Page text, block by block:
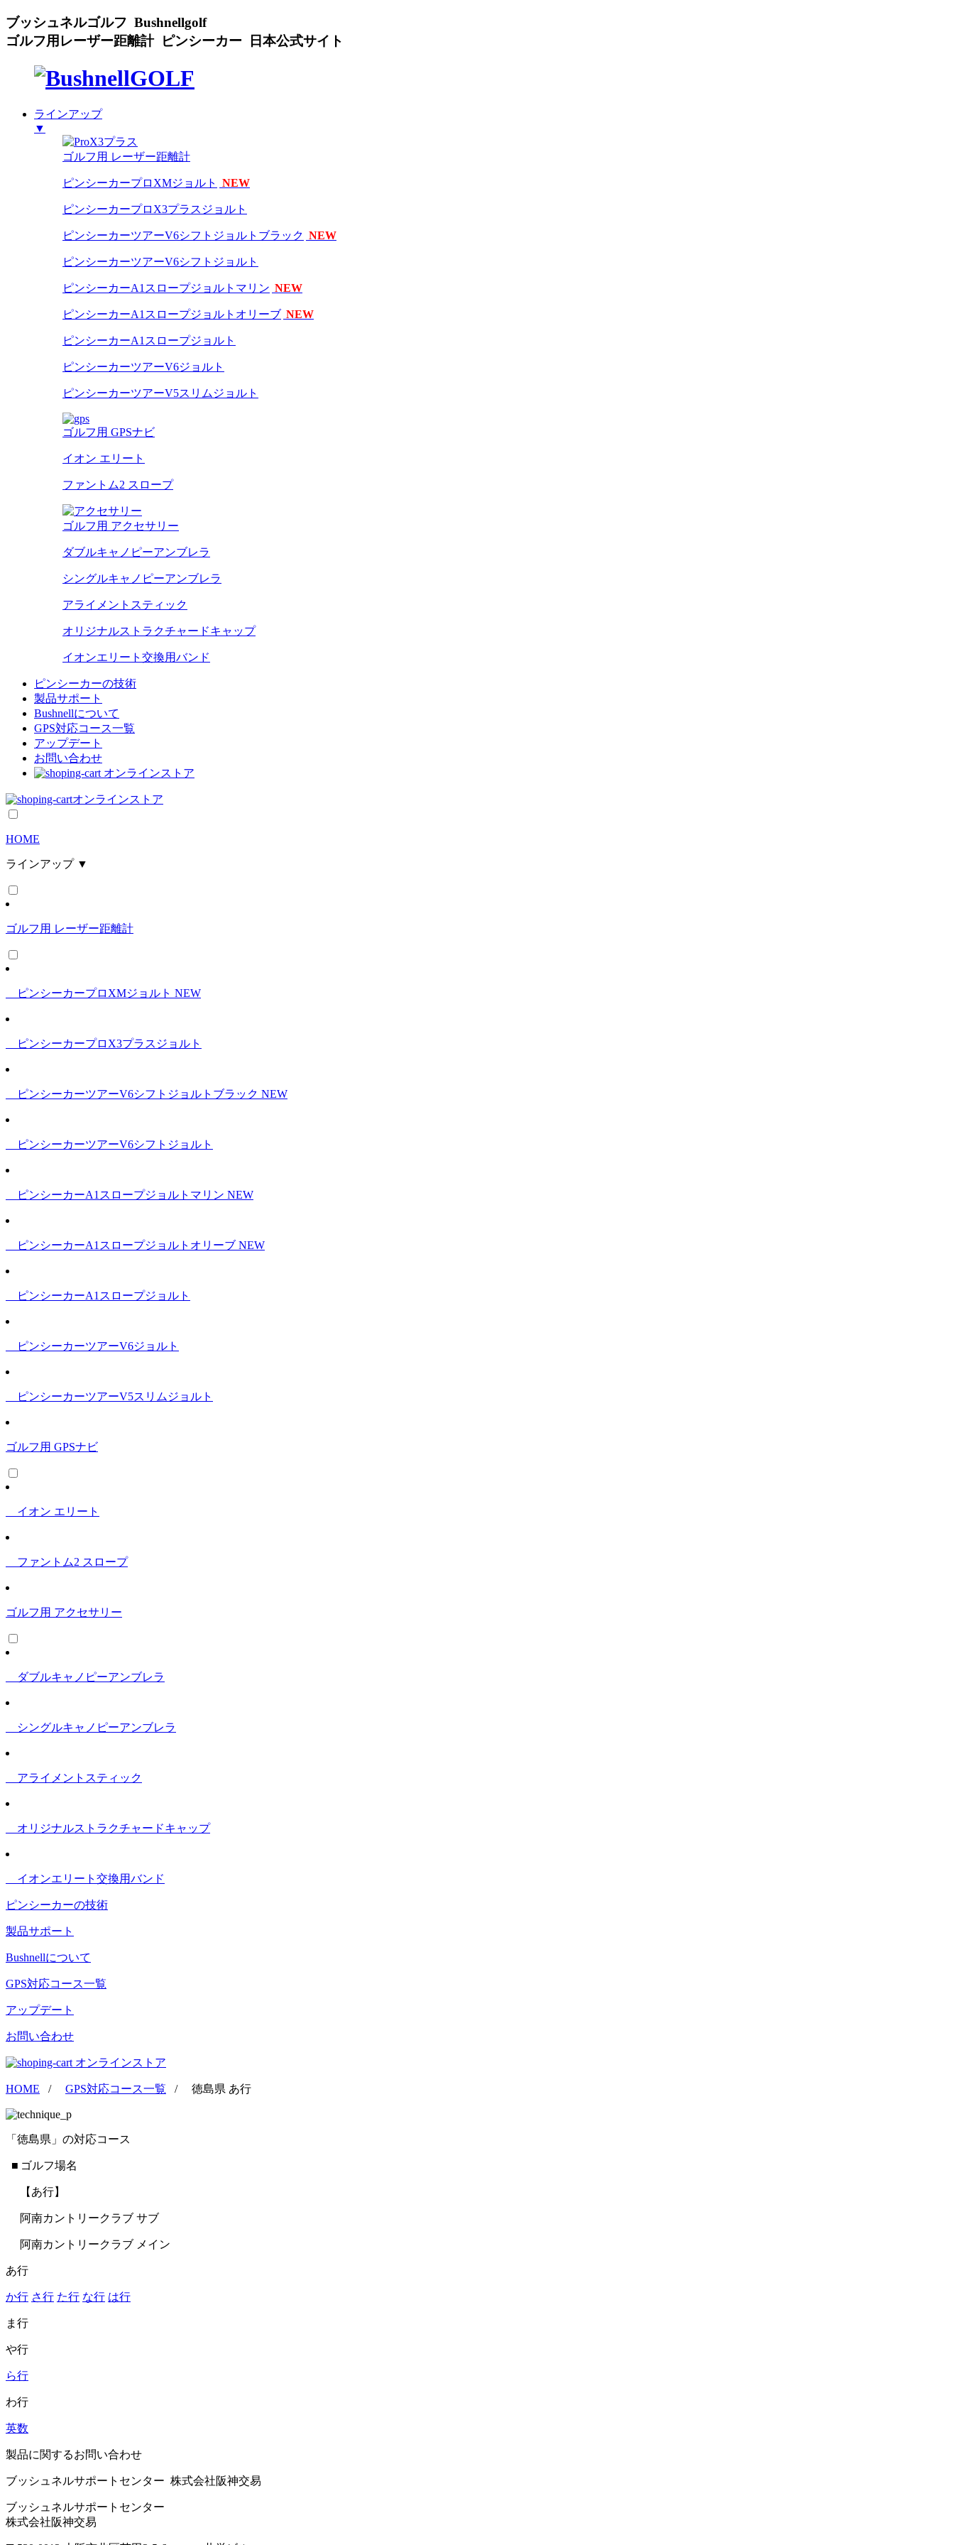
ブッシュネルゴルフ Bushnellgolf
ゴルフ用レーザー距離計 ピンシーカー 日本公式サイト
ラインアップ
▼
ゴルフ用 レーザー距離計
ピンシーカープロXMジョルト NEW
ピンシーカープロX3プラスジョルト
ピンシーカーツアーV6シフトジョルトブラック NEW
ピンシーカーツアーV6シフトジョルト
ピンシーカーA1スロープジョルトマリン NEW
ピンシーカーA1スロープジョルトオリーブ NEW
ピンシーカーA1スロープジョルト
ピンシーカーツアーV6ジョルト
ピンシーカーツアーV5スリムジョルト
ゴルフ用 GPSナビ
イオン エリート
ファントム2 スロープ
ゴルフ用 アクセサリー
ダブルキャノピーアンブレラ
シングルキャノピーアンブレラ
アライメントスティック
オリジナルストラクチャードキャップ
イオンエリート交換用バンド
ピンシーカーの技術
製品サポート
Bushnellについて
GPS対応コース一覧
アップデート
お問い合わせ
オンラインストア
オンラインストア
HOME
ラインアップ ▼
ゴルフ用 レーザー距離計
ピンシーカープロXMジョルト NEW
ピンシーカープロX3プラスジョルト
ピンシーカーツアーV6シフトジョルトブラック NEW
ピンシーカーツアーV6シフトジョルト
ピンシーカーA1スロープジョルトマリン NEW
ピンシーカーA1スロープジョルトオリーブ NEW
ピンシーカーA1スロープジョルト
ピンシーカーツアーV6ジョルト
ピンシーカーツアーV5スリムジョルト
ゴルフ用 GPSナビ
イオン エリート
ファントム2 スロープ
ゴルフ用 アクセサリー
ダブルキャノピーアンブレラ
シングルキャノピーアンブレラ
アライメントスティック
オリジナルストラクチャードキャップ
イオンエリート交換用バンド
ピンシーカーの技術
製品サポート
Bushnellについて
GPS対応コース一覧
アップデート
お問い合わせ
オンラインストア
HOME / GPS対応コース一覧 / 徳島県 あ行
「徳島県」の対応コース
■ ゴルフ場名
【あ行】
阿南カントリークラブ サブ
阿南カントリークラブ メイン
あ行
か行 さ行 た行 な行 は行
ま行
や行
ら行
わ行
英数
製品に関するお問い合わせ
ブッシュネルサポートセンター 株式会社阪神交易
ブッシュネルサポートセンター
株式会社阪神交易